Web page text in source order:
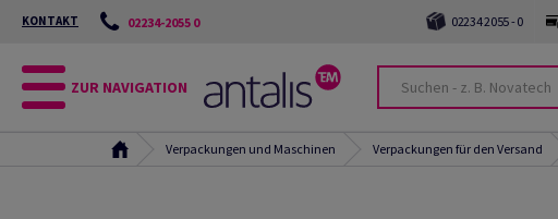
KONTAKT 02234-2055 0 02234 2055 - 0
ZUR NAVIGATION
Verpackungen und Maschinen Verpackungen für den Versand